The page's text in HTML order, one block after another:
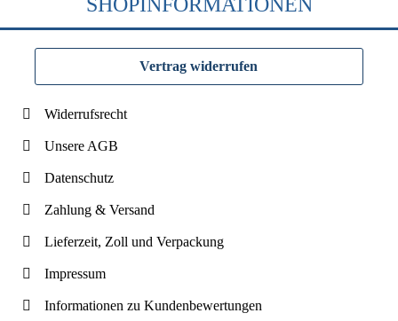
Vertrag widerrufen
Widerrufsrecht
Unsere AGB
Datenschutz
Zahlung & Versand
Lieferzeit, Zoll und Verpackung
Impressum
Informationen zu Kundenbewertungen